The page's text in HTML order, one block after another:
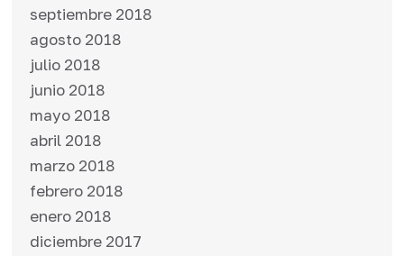
septiembre 2018
agosto 2018
julio 2018
junio 2018
mayo 2018
abril 2018
marzo 2018
febrero 2018
enero 2018
diciembre 2017